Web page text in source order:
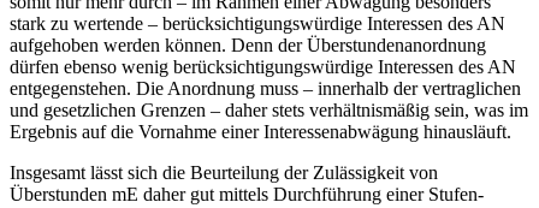
stark zu wertende – berücksichtigungswürdige Interessen des AN
aufgehoben werden können. Denn der Überstundenanordnung
dürfen ebenso wenig berücksichtigungswürdige Interessen des AN
entgegenstehen. Die Anordnung muss – innerhalb der vertraglichen
und gesetzlichen Grenzen – daher stets verhältnismäßig sein, was im
Ergebnis auf die Vornahme einer Interessenabwägung hinausläuft.
Insgesamt lässt sich die Beurteilung der Zulässigkeit von
Überstunden mE daher gut mittels Durchführung einer Stufen-